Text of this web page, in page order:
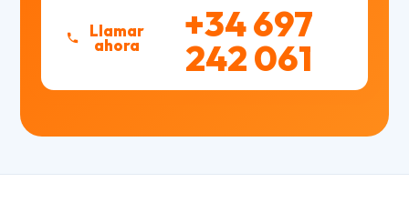
Llamar
ahora +34 697
242 061